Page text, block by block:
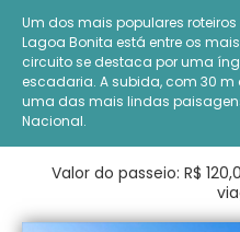
Um dos mais populares
Lagoa Bonita está entre os
circuito se destaca por uma
escadaria. A subida, com 30
uma das mais lindas
Nacional.
Valor do passeio: R$